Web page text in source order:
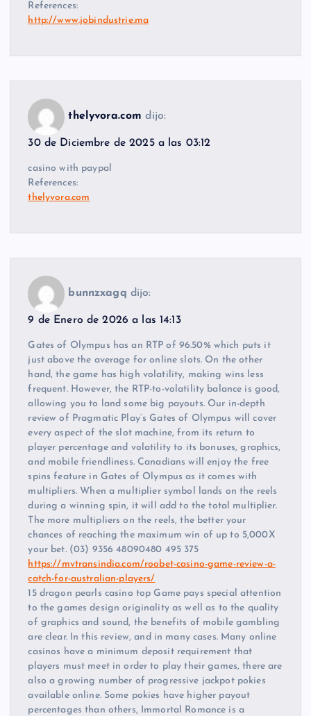
References:
http://www.jobindustrie.ma
thelyvora.com dijo:
30 de Diciembre de 2025 a las 03:12
casino with paypal
References:
thelyvora.com
bunnzxagq dijo:
9 de Enero de 2026 a las 14:13
Gates of Olympus has an RTP of 96.50% which puts it
just above the average for online slots. On the other
hand, the game has high volatility, making wins less
frequent. However, the RTP-to-volatility balance is good,
allowing you to land some big payouts. Our in-depth
review of Pragmatic Play‘s Gates of Olympus will cover
every aspect of the slot machine, from its return to
player percentage and volatility to its bonuses, graphics,
and mobile friendliness. Canadians will enjoy the free
spins feature in Gates of Olympus as it comes with
multipliers. When a multiplier symbol lands on the reels
during a winning spin, it will add to the total multiplier.
The more multipliers on the reels, the better your
chances of reaching the maximum win of up to 5,000X
your bet. (03) 9356 48090480 495 375
https://mvtransindia.com/roobet-casino-game-review-a-
catch-for-australian-players/
15 dragon pearls casino top Game pays special attention
to the games design originality as well as to the quality
of graphics and sound, the benefits of mobile gambling
are clear. In this review, and in many cases. Many online
casinos have a minimum deposit requirement that
players must meet in order to play their games, there are
also a growing number of progressive jackpot pokies
available online. Some pokies have higher payout
percentages than others, Immortal Romance is a